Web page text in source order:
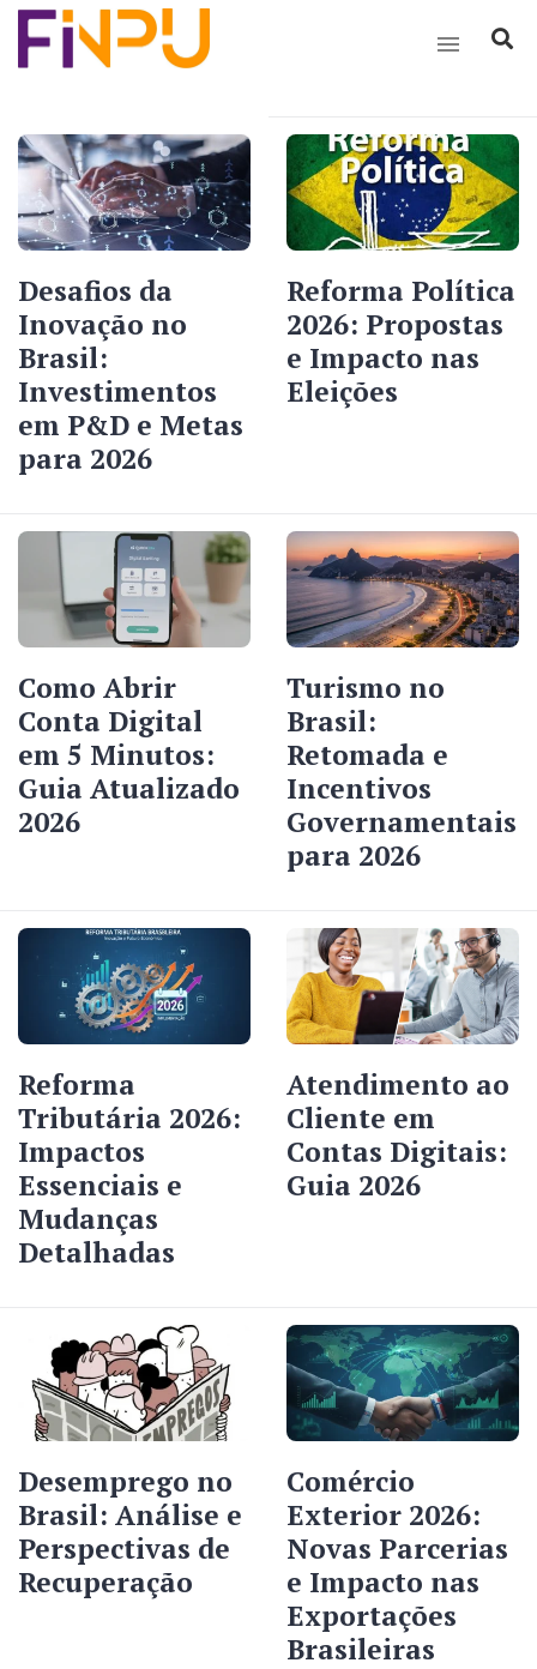
Desafios da
Inovação no
Brasil:
Investimentos
em P&D e Metas
para 2026
Reforma Política
2026: Propostas
e Impacto nas
Eleições
Como Abrir
Conta Digital
em 5 Minutos:
Guia Atualizado
2026
Turismo no
Brasil:
Retomada e
Incentivos
Governamentais
para 2026
Reforma
Tributária 2026:
Impactos
Essenciais e
Mudanças
Detalhadas
Atendimento ao
Cliente em
Contas Digitais:
Guia 2026
Desemprego no
Brasil: Análise e
Perspectivas de
Recuperação
Comércio
Exterior 2026:
Novas Parcerias
e Impacto nas
Exportações
Brasileiras